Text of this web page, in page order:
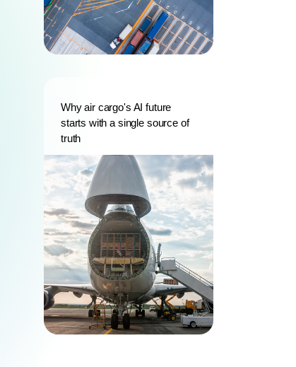
Why air cargo's AI future
starts with a single source of
truth